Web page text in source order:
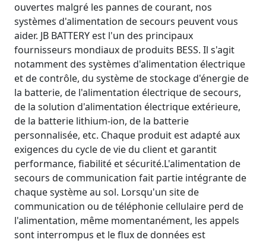
ouvertes malgré les pannes de courant, nos
systèmes d'alimentation de secours peuvent vous
aider. JB BATTERY est l'un des principaux
fournisseurs mondiaux de produits BESS. Il s'agit
notamment des systèmes d'alimentation électrique
et de contrôle, du système de stockage d'énergie de
la batterie, de l'alimentation électrique de secours,
de la solution d'alimentation électrique extérieure,
de la batterie lithium-ion, de la batterie
personnalisée, etc. Chaque produit est adapté aux
exigences du cycle de vie du client et garantit
performance, fiabilité et sécurité.L'alimentation de
secours de communication fait partie intégrante de
chaque système au sol. Lorsqu'un site de
communication ou de téléphonie cellulaire perd de
l'alimentation, même momentanément, les appels
sont interrompus et le flux de données est